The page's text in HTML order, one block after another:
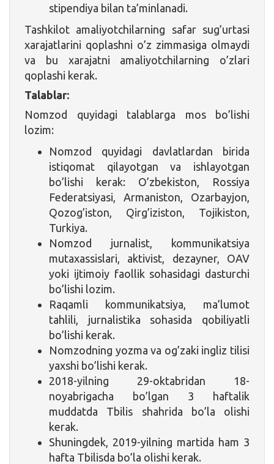
stipendiya bilan ta’minlanadi.
Tashkilot amaliyotchilarning safar sug’urtasi
xarajatlarini qoplashni o’z zimmasiga olmaydi
va bu xarajatni amaliyotchilarning o’zlari
qoplashi kerak.
Talablar:
Nomzod quyidagi talablarga mos bo’lishi
lozim:
Nomzod quyidagi davlatlardan birida
istiqomat qilayotgan va ishlayotgan
bo’lishi kerak: O’zbekiston, Rossiya
Federatsiyasi, Armaniston, Ozarbayjon,
Qozog’iston, Qirg’iziston, Tojikiston,
Turkiya.
Nomzod jurnalist, kommunikatsiya
mutaxassislari, aktivist, dezayner, OAV
yoki ijtimoiy faollik sohasidagi dasturchi
bo’lishi lozim.
Raqamli kommunikatsiya, ma’lumot
tahlili, jurnalistika sohasida qobiliyatli
bo’lishi kerak.
Nomzodning yozma va og’zaki ingliz tilisi
yaxshi bo’lishi kerak.
2018-yilning 29-oktabridan 18-
noyabrigacha bo’lgan 3 haftalik
muddatda Tbilis shahrida bo’la olishi
kerak.
Shuningdek, 2019-yilning martida ham 3
hafta Tbilisda bo’la olishi kerak.